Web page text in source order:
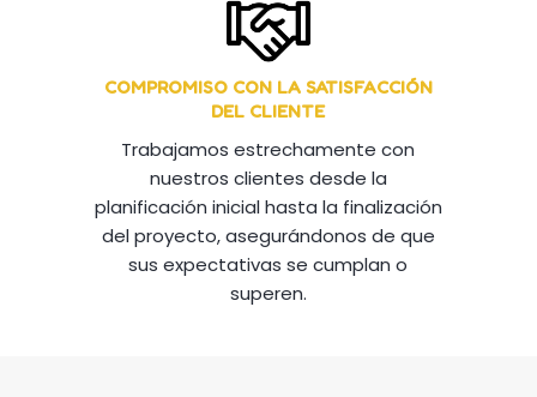
COMPROMISO CON LA SATISFACCIÓN
DEL CLIENTE
Trabajamos estrechamente con
nuestros clientes desde la
planificación inicial hasta la finalización
del proyecto, asegurándonos de que
sus expectativas se cumplan o
superen.